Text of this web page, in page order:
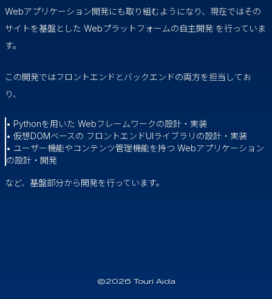
Webアプリケーション開発にも取り組むようになり、現在ではその
サイトを基盤とした Webプラットフォームの自主開発 を行っていま
す。
この開発ではフロントエンドとバックエンドの両方を担当してお
り、
• Pythonを用いた Webフレームワークの設計・実装
• 仮想DOMベースの フロントエンドUIライブラリの設計・実装
• ユーザー機能やコンテンツ管理機能を持つ Webアプリケーション
の設計・開発
など、基盤部分から開発を行っています。
©2026 Touri Aida